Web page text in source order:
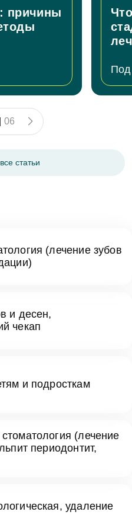
06
причины
статьи
(лечение зубов
и десен,
чекап
и подросткам
(лечение
периодонтит,
удаление